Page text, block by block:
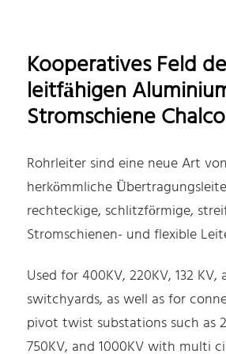
Kooperatives Feld
leitfähigen
Stromschiene
Rohrleiter sind eine neue Art
herkömmliche
rechteckige, schlitzförmige,
Stromschienen- und flexible
Used for 400KV, 220KV, 132 KV,
switchyards, as well as for
pivot twist substations such as
750KV, and 1000KV with multi